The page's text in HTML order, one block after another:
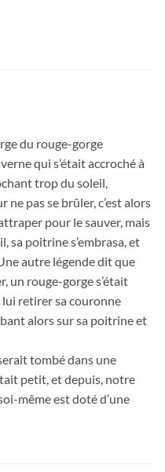
du rouge-gorge
qui s’était accroché à
trop du soleil,
ne pas se brûler, c’est alors
pour le sauver, mais
sa poitrine s’embrasa, et
autre légende dit que
un rouge-gorge s’était
lui retirer sa couronne
alors sur sa poitrine et
tombé dans une
petit, et depuis, notre
même est doté d’une